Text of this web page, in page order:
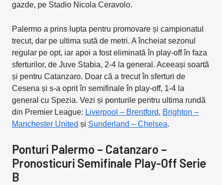
gazde, pe Stadio Nicola Ceravolo.
Palermo a prins lupta pentru promovare și campionatul
trecut, dar pe ultima sută de metri. A încheiat sezonul
regular pe opt, iar apoi a fost eliminată în play-off în faza
sferturilor, de Juve Stabia, 2-4 la general. Aceeași soartă
și pentru Catanzaro. Doar că a trecut în sferturi de
Cesena și s-a oprit în semifinale în play-off, 1-4 la
general cu Spezia. Vezi și ponturile pentru ultima rundă
din Premier League: Liverpool – Brentford, Brighton –
Manchester United și Sunderland – Chelsea.
Ponturi Palermo – Catanzaro –
Pronosticuri Semifinale Play-Off Serie
B